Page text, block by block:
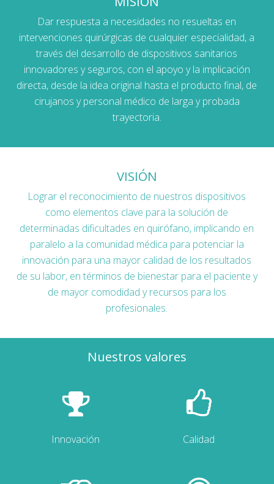
Dar respuesta a necesidades no resueltas en
intervenciones quirúrgicas de cualquier especialidad, a
través del desarrollo de dispositivos sanitarios
innovadores y seguros, con el apoyo y la implicación
directa, desde la idea original hasta el producto final, de
cirujanos y personal médico de larga y probada
trayectoria.
VISIÓN
Lograr el reconocimiento de nuestros dispositivos
como elementos clave para la solución de
determinadas dificultades en quirófano, implicando en
paralelo a la comunidad médica para potenciar la
innovación para una mayor calidad de los resultados
de su labor, en términos de bienestar para el paciente y
de mayor comodidad y recursos para los
profesionales.
Nuestros valores
Innovación Calidad